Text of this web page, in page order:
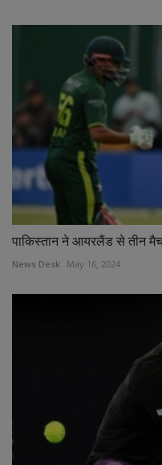
पाकिस्तान ने आयरलैंड से तीन
News Desk May 16, 2024